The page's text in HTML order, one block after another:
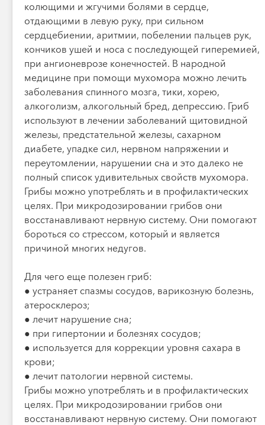
колющими и жгучими болями в сердце,
отдающими в левую руку, при сильном
сердцебиении, аритмии, побелении пальцев рук,
кончиков ушей и носа с последующей гиперемией,
при ангионеврозе конечностей. В народной
медицине при помощи мухомора можно лечить
заболевания спинного мозга, тики, хорею,
алкоголизм, алкогольный бред, депрессию. Гриб
используют в лечении заболеваний щитовидной
железы, предстательной железы, сахарном
диабете, упадке сил, нервном напряжении и
переутомлении, нарушении сна и это далеко не
полный список удивительных свойств мухомора.
Грибы можно употреблять и в профилактических
целях. При микродозировании грибов они
восстанавливают нервную систему. Они помогают
бороться со стрессом, который и является
причиной многих недугов.
Для чего еще полезен гриб:
● устраняет спазмы сосудов, варикозную болезнь,
атеросклероз;
● лечит нарушение сна;
● при гипертонии и болезнях сосудов;
● используется для коррекции уровня сахара в
крови;
● лечит патологии нервной системы.
Грибы можно употреблять и в профилактических
целях. При микродозировании грибов они
восстанавливают нервную систему. Они помогают